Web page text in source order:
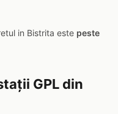
in Bistrita este peste
GPL din